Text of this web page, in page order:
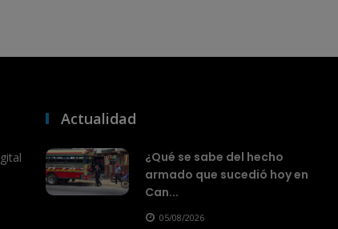
Actualidad
¿Qué se sabe del hecho
armado que sucedió hoy en
Can...
05/08/2026